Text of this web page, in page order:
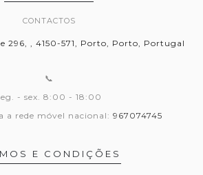
CONTACTOS
296, , 4150-571, Porto, Porto, Portugal
📞
- sex. 8:00 - 18:00
a rede móvel nacional: 967074745
E CONDIÇÕES